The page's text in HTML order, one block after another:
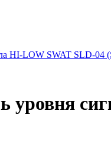
уровня